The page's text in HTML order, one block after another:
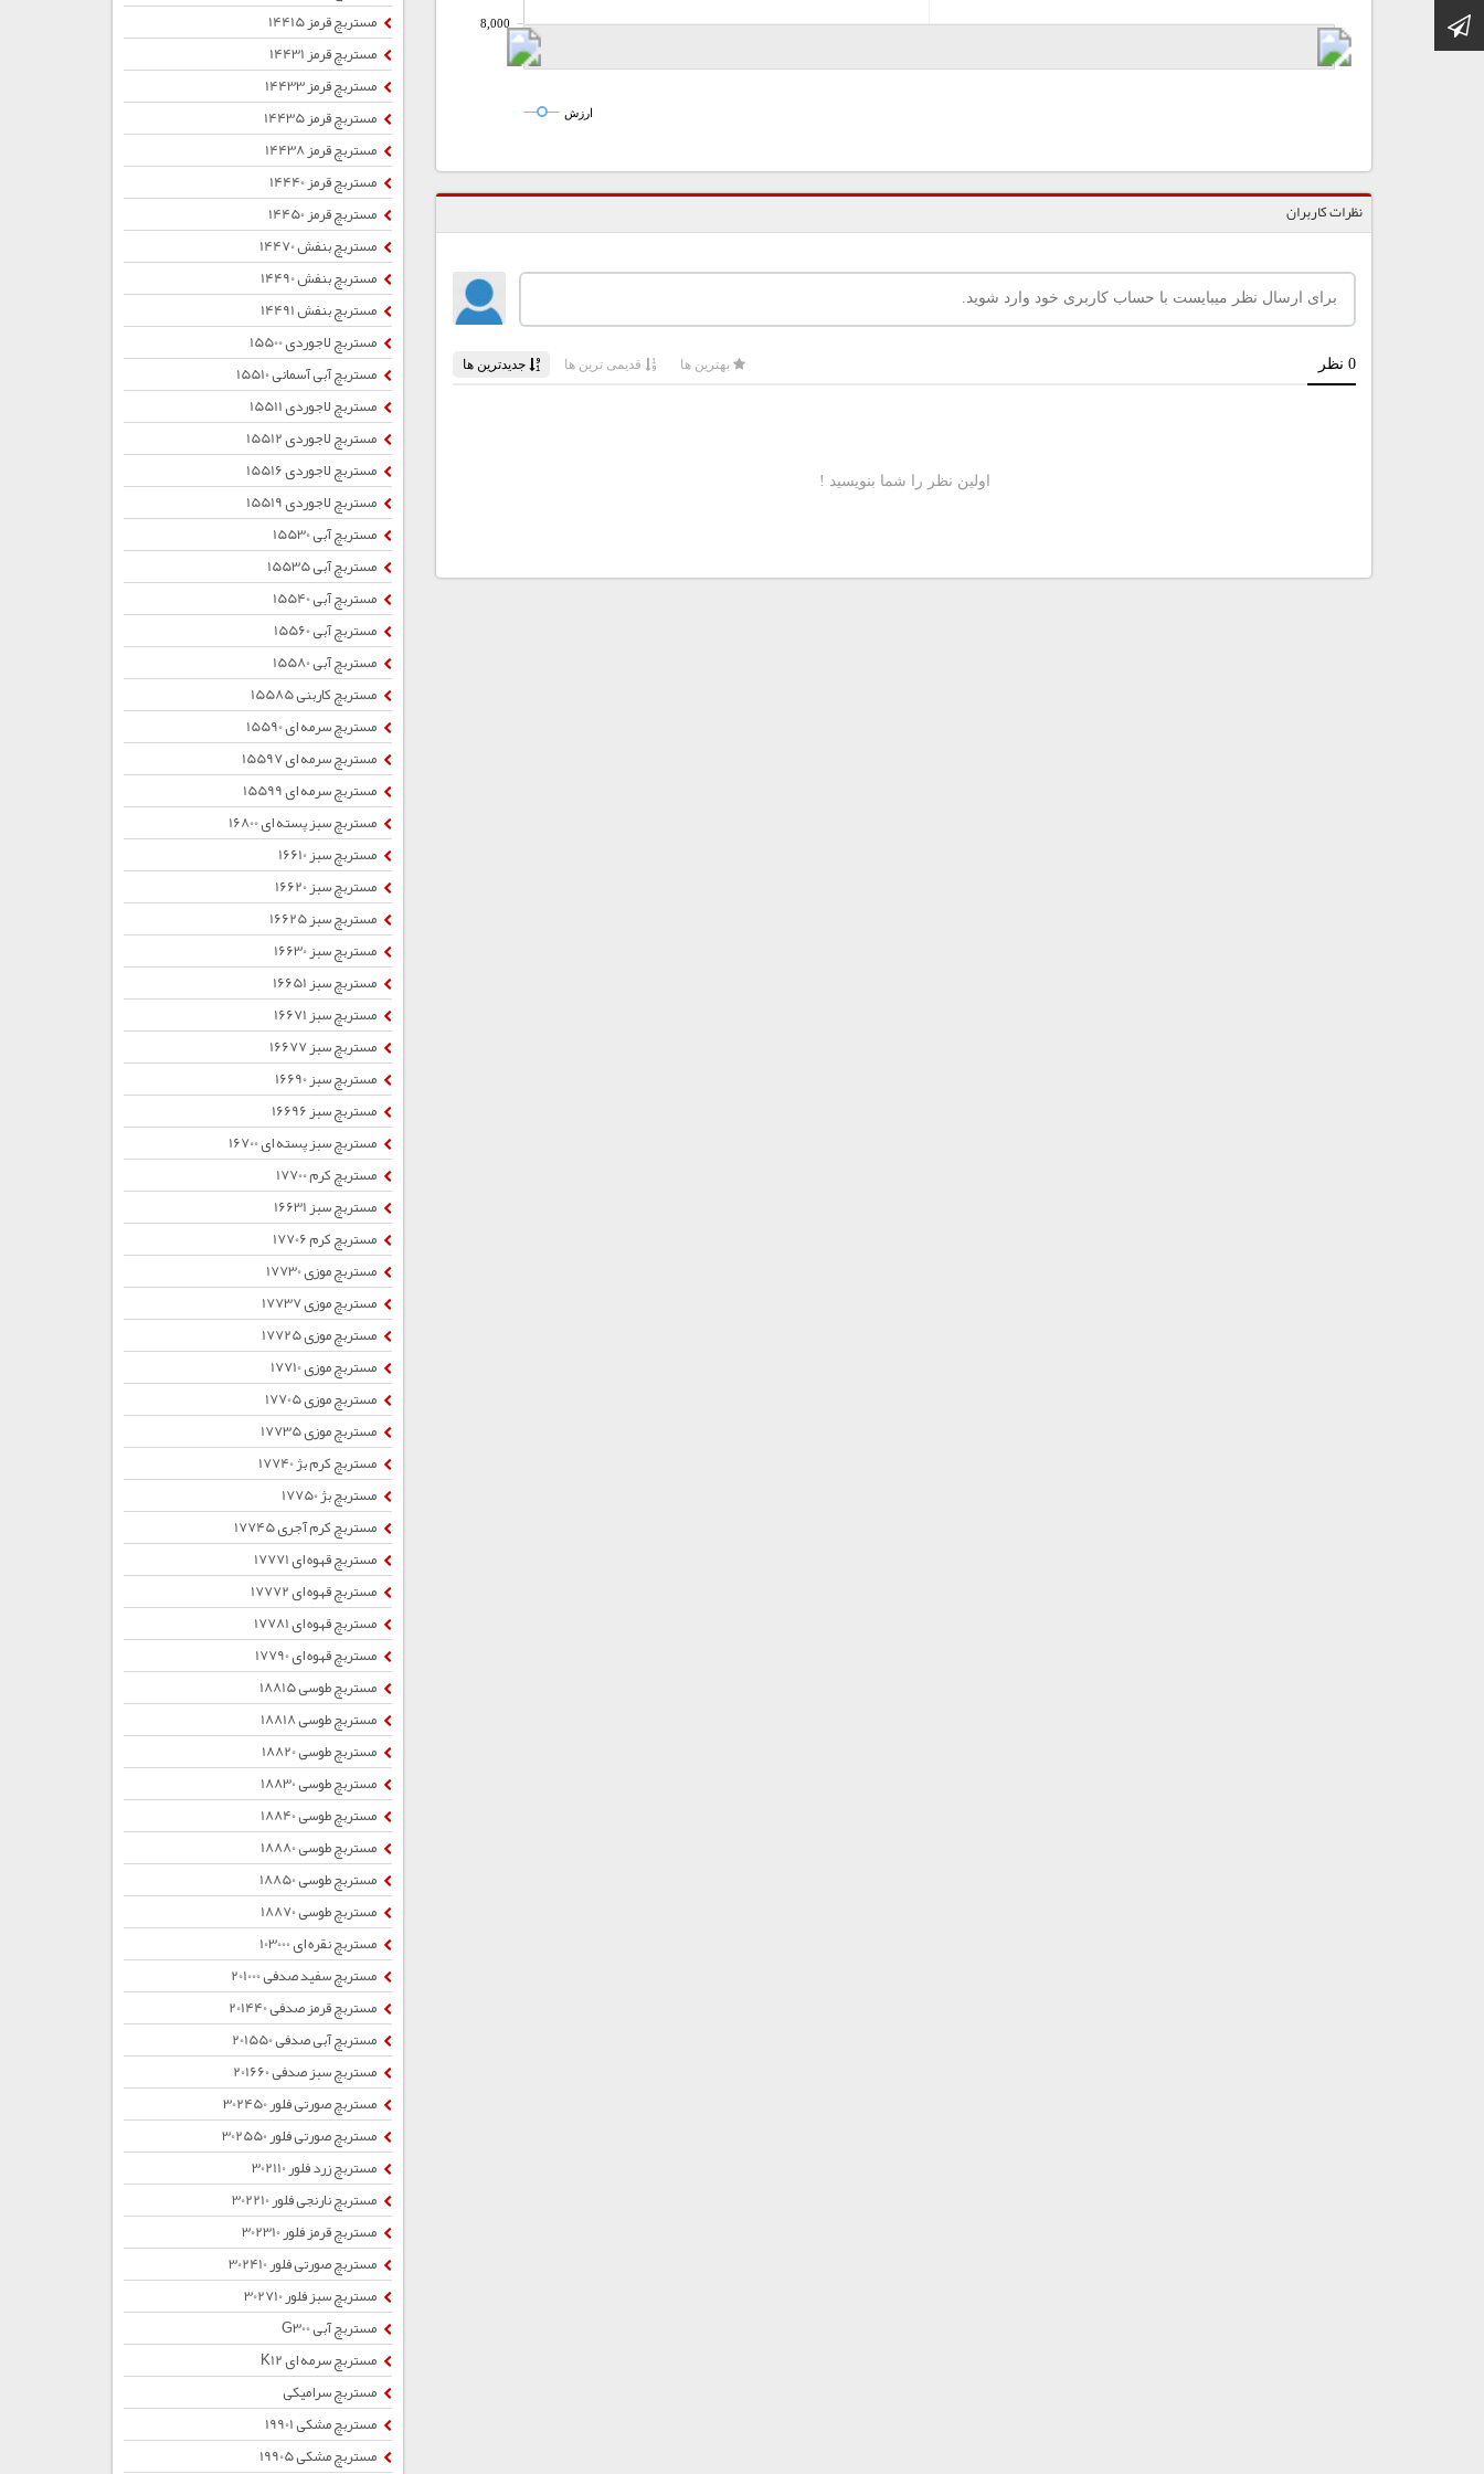
کانال تلگرام
8,000
ارزش
نظرات کاربران
مستربچ قرمز 14415
مستربچ قرمز 14431
مستربچ قرمز 14433
مستربچ قرمز 14435
مستربچ قرمز 14438
مستربچ قرمز 14440
مستربچ قرمز 14450
مستربچ بنفش 14470
مستربچ بنفش 14490
مستربچ بنفش 14491
مستربچ لاجوردی 15500
مستربچ آبی آسمانی 15510
مستربچ لاجوردی 15511
مستربچ لاجوردی 15512
مستربچ لاجوردی 15516
مستربچ لاجوردی 15519
مستربچ آبی 15530
مستربچ آبی 15535
مستربچ آبی 15540
مستربچ آبی 15560
مستربچ آبی 15580
مستربچ کاربنی 15585
مستربچ سرمه ای 15590
مستربچ سرمه ای 15597
مستربچ سرمه ای 15599
مستربچ سبز پسته ای 16800
مستربچ سبز 16610
مستربچ سبز 16620
مستربچ سبز 16625
مستربچ سبز 16630
مستربچ سبز 16651
مستربچ سبز 16671
مستربچ سبز 16677
مستربچ سبز 16690
مستربچ سبز 16696
مستربچ سبز پسته ای 16700
مستربچ کرم 17700
مستربچ سبز 16631
مستربچ کرم 17706
مستربچ موزی 17730
مستربچ موزی 17737
مستربچ موزی 17725
مستربچ موزی 17710
مستربچ موزی 17705
مستربچ موزی 17735
مستربچ کرم بژ 17740
مستربچ بژ 17750
مستربچ کرم آجری 17745
مستربچ قهوه ای 17771
مستربچ قهوه ای 17772
مستربچ قهوه ای 17781
مستربچ قهوه ای 17790
مستربچ طوسی 18815
مستربچ طوسی 18818
مستربچ طوسی 18820
مستربچ طوسی 18830
مستربچ طوسی 18840
مستربچ طوسی 18880
مستربچ طوسی 18850
مستربچ طوسی 18870
مستربچ نقره ای 103000
مستربچ سفید صدفی 201000
مستربچ قرمز صدفی 201440
مستربچ آبی صدفی 201550
مستربچ سبز صدفی 201660
مستربچ صورتی فلور 302450
مستربچ صورتی فلور 302550
مستربچ زرد فلور 302110
مستربچ نارنجی فلور 302210
مستربچ قرمز فلور 302310
مستربچ صورتی فلور 302410
مستربچ سبز فلور 302710
مستربچ آبی G300
مستربچ سرمه ای K12
مستربچ سرامیکی
مستربچ مشکی 19901
مستربچ مشکی 19905